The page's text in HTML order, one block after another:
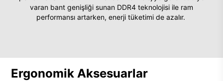
varan bant genişliği sunan DDR4 teknolojisi ile ram
performansı artarken, enerji tüketimi de azalır.
Ergonomik Aksesuarlar